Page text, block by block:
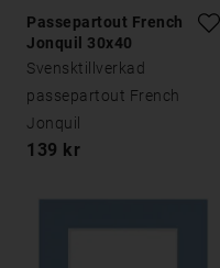
Passepartout French
Jonquil 30x40
Svensktillverkad
passepartout French
Jonquil
139 kr